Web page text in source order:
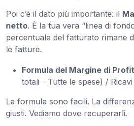
Poi c’è il dato più importante: il
netto. È la tua vera “linea di
percentuale del fatturato rimane
le fatture.
Formula del Margine di
totali - Tutte le spese) /
Le formule sono facili. La
giusti. Vediamo dove recuperarli.